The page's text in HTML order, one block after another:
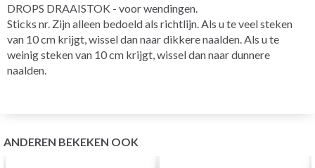
DROPS DRAAISTOK - voor wendingen.
Sticks nr. Zijn alleen bedoeld als richtlijn. Als u te veel steken
van 10 cm krijgt, wissel dan naar dikkere naalden. Als u te
weinig steken van 10 cm krijgt, wissel dan naar dunnere
naalden.
ANDEREN BEKEKEN OOK